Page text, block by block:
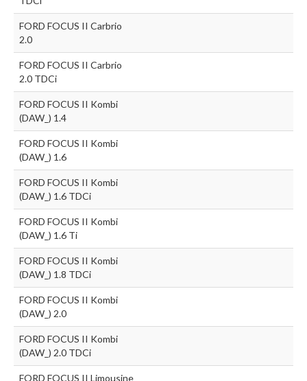
FORD FOCUS II Carbrio
2.0
FORD FOCUS II Carbrio
2.0 TDCi
FORD FOCUS II Kombi
(DAW_) 1.4
FORD FOCUS II Kombi
(DAW_) 1.6
FORD FOCUS II Kombi
(DAW_) 1.6 TDCi
FORD FOCUS II Kombi
(DAW_) 1.6 Ti
FORD FOCUS II Kombi
(DAW_) 1.8 TDCi
FORD FOCUS II Kombi
(DAW_) 2.0
FORD FOCUS II Kombi
(DAW_) 2.0 TDCi
FORD FOCUS II Limousine